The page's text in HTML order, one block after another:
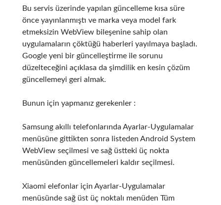
Bu servis üzerinde yapılan güncelleme kısa süre
önce yayınlanmıştı ve marka veya model fark
etmeksizin WebView bileşenine sahip olan
uygulamaların çöktüğü haberleri yayılmaya başladı.
Google yeni bir güncelleştirme ile sorunu
düzelteceğini açıklasa da şimdilik en kesin çözüm
güncellemeyi geri almak.
Bunun için yapmanız gerekenler :
Samsung akıllı telefonlarında Ayarlar-Uygulamalar
menüsüne gittikten sonra listeden Android System
WebView seçilmesi ve sağ üstteki üç nokta
menüsünden güncellemeleri kaldır seçilmesi.
Xiaomi elefonlar için Ayarlar-Uygulamalar
menüsünde sağ üst üç noktalı menüden Tüm